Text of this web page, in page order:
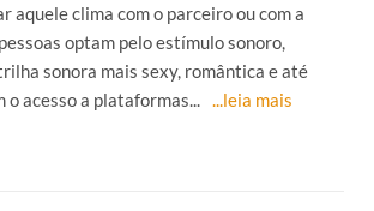
aquele clima com o parceiro ou com a
optam pelo estímulo sonoro,
sonora mais sexy, romântica e até
o acesso a plataformas... ...leia mais